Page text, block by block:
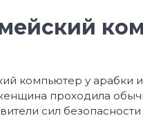
компьютер у арабки
проходила
сил